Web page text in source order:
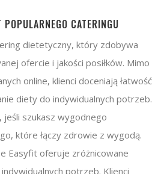
CATERINGU
dietetyczny, który zdobywa
ofercie i jakości posiłków. Mimo
online, klienci doceniają łatwość
diety do indywidualnych potrzeb.
szukasz wygodnego
które łączy zdrowie z wygodą.
Easyfit oferuje zróżnicowane
potrzeb. Klienci